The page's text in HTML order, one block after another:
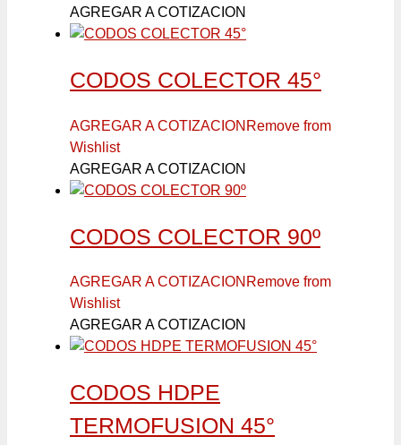
AGREGAR A COTIZACION
CODOS COLECTOR 45°
AGREGAR A COTIZACION Remove from
Wishlist
AGREGAR A COTIZACION
CODOS COLECTOR 90º
AGREGAR A COTIZACION Remove from
Wishlist
AGREGAR A COTIZACION
CODOS HDPE
TERMOFUSION 45°